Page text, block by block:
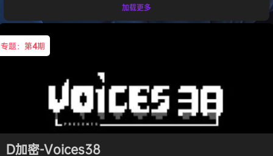
加载更多
专题：第4期
D加密-Voices38